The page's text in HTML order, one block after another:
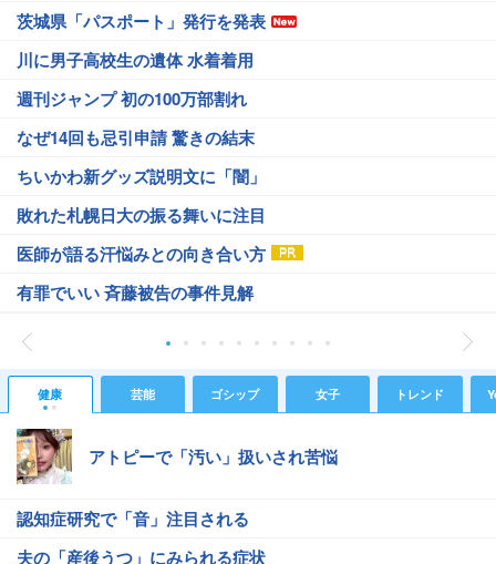
茨城県「パスポート」発行を発表
川に男子高校生の遺体 水着着用
週刊ジャンプ 初の100万部割れ
なぜ14回も忌引申請 驚きの結末
ちいかわ新グッズ説明文に「闇」
敗れた札幌日大の振る舞いに注目
医師が語る汗悩みとの向き合い方
有罪でいい 斉藤被告の事件見解
健康 芸能 ゴシップ 女子 トレンド
アトピーで「汚い」扱いされ苦悩
認知症研究で「音」注目される
夫の「産後うつ」にみられる症状